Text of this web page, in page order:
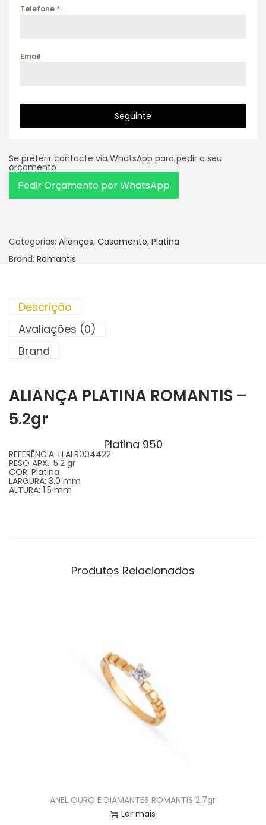
Telefone *
Email
Seguinte
Se preferir contacte via WhatsApp para pedir o seu
orçamento
Pedir Orçamento por WhatsApp
Categorias: Alianças, Casamento, Platina
Brand: Romantis
Descrição
Avaliações (0)
Brand
ALIANÇA PLATINA ROMANTIS –
5.2gr
Platina 950
REFERÊNCIA: LLALR004422
PESO APX.: 5.2 gr
COR: Platina
LARGURA: 3.0 mm
ALTURA: 1.5 mm
Produtos Relacionados
ANEL OURO E DIAMANTES ROMANTIS 2.7gr
Ler mais